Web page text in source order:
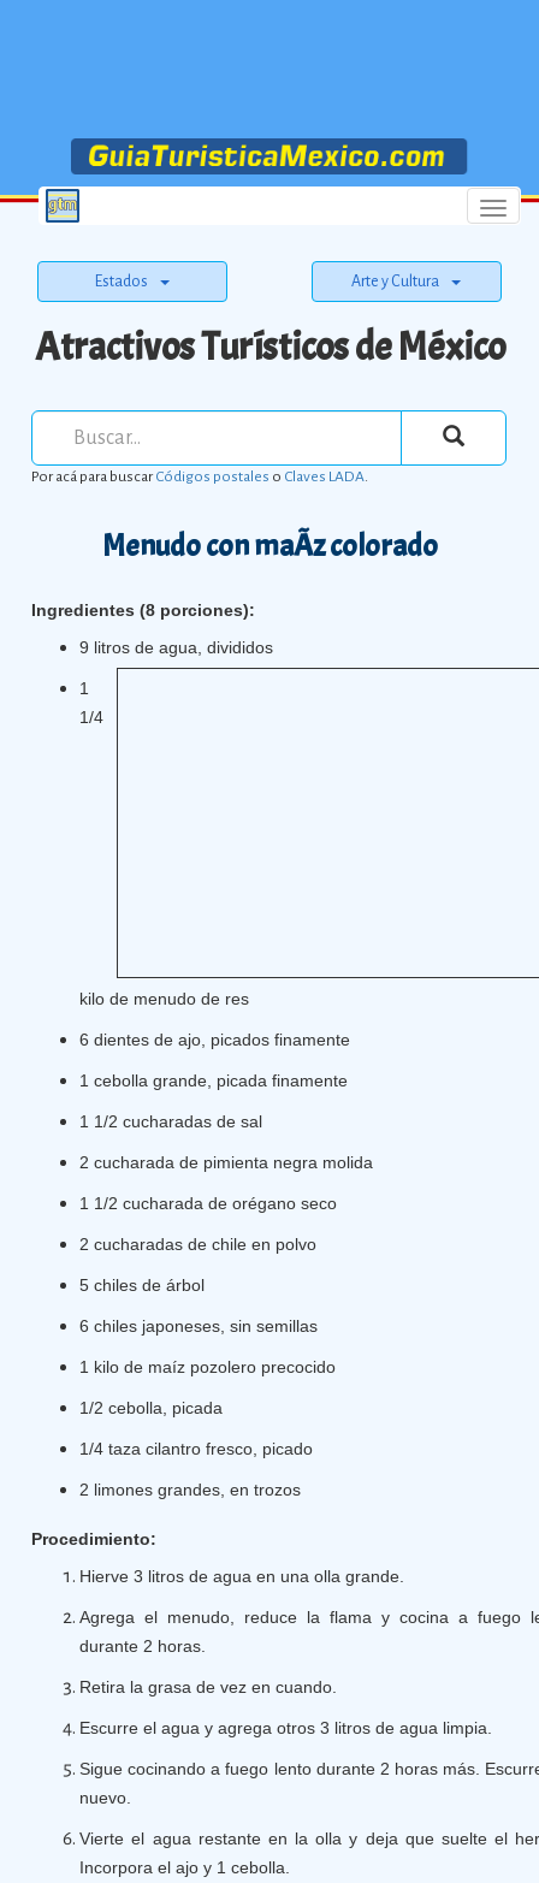
Menu
Estados Arte y Cultura
Atractivos Turísticos de México
Por acá para buscarCódigos postales o Claves LADA.
Menudo con maÃ­z colorado
Ingredientes (8 porciones):
9 litros de agua, divididos
1
1/4
kilo de menudo de res
6 dientes de ajo, picados finamente
1 cebolla grande, picada finamente
1 1/2 cucharadas de sal
2 cucharada de pimienta negra molida
1 1/2 cucharada de orégano seco
2 cucharadas de chile en polvo
5 chiles de árbol
6 chiles japoneses, sin semillas
1 kilo de maíz pozolero precocido
1/2 cebolla, picada
1/4 taza cilantro fresco, picado
2 limones grandes, en trozos
Procedimiento:
Hierve 3 litros de agua en una olla grande.
Agrega el menudo, reduce la flama y cocina a fuego
durante 2 horas.
Retira la grasa de vez en cuando.
Escurre el agua y agrega otros 3 litros de agua limpia.
Sigue cocinando a fuego lento durante 2 horas más.
nuevo.
Vierte el agua restante en la olla y deja que suelte el
Incorpora el ajo y 1 cebolla.